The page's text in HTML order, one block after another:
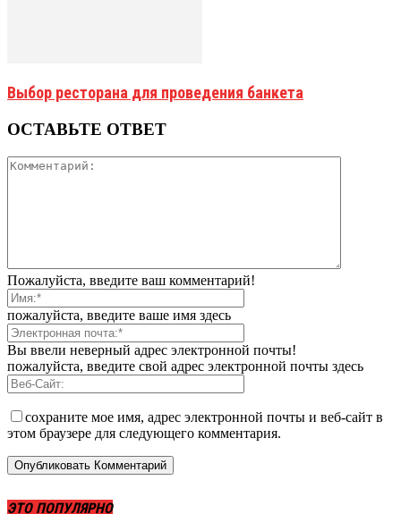
Выбор ресторана для проведения банкета
ОСТАВЬТЕ ОТВЕТ
Пожалуйста, введите ваш комментарий!
пожалуйста, введите ваше имя здесь
Вы ввели неверный адрес электронной почты!
пожалуйста, введите свой адрес электронной почты здесь
сохраните мое имя, адрес электронной почты и веб-сайт в
этом браузере для следующего комментария.
ЭТО ПОПУЛЯРНО